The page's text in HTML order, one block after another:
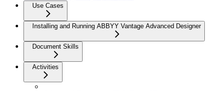
Use Cases
Installing and Running ABBYY Vantage Advanced Designer
Document Skills
Activities